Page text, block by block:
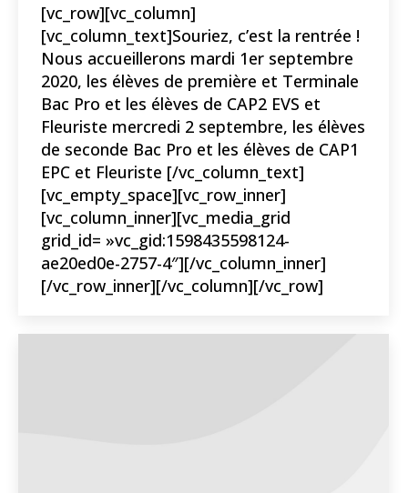
[vc_row][vc_column]
[vc_column_text]Souriez, c’est la rentrée !
Nous accueillerons mardi 1er septembre
2020, les élèves de première et Terminale
Bac Pro et les élèves de CAP2 EVS et
Fleuriste mercredi 2 septembre, les élèves
de seconde Bac Pro et les élèves de CAP1
EPC et Fleuriste [/vc_column_text]
[vc_empty_space][vc_row_inner]
[vc_column_inner][vc_media_grid
grid_id= »vc_gid:1598435598124-
ae20ed0e-2757-4″][/vc_column_inner]
[/vc_row_inner][/vc_column][/vc_row]